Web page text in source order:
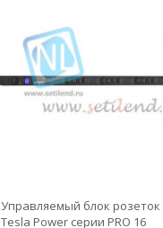
Управляемый блок розеток
Tesla Power серии PRO 16